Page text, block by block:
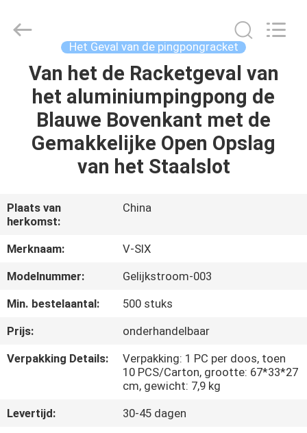
THUIS
PRODUCTEN
FABRIEKSTOCHT
KWALITEITSCONTROLE
NEEM
CONTACT
MET
OP
Ltd..
Het Geval van de pingpongracket
Van het de Racketgeval van
het aluminiumpingpong de
Blauwe Bovenkant met de
Gemakkelijke Open Opslag
van het Staalslot
Plaats van
herkomst:
China
Merknaam:
V-SIX
Modelnummer:
Gelijkstroom-003
Min. bestelaantal:
500 stuks
Prijs:
onderhandelbaar
Verpakking Details:
Verpakking: 1 PC per doos, toen
10 PCS/Carton, grootte: 67*33*27
cm, gewicht: 7,9 kg
Levertijd:
30-45 dagen